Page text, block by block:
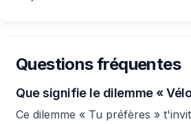
Questions fréquentes
Que signifie le dilemme «
Ce dilemme « Tu préfères »